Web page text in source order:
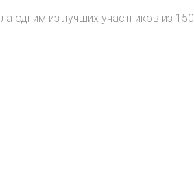
одним из лучших участников из 150